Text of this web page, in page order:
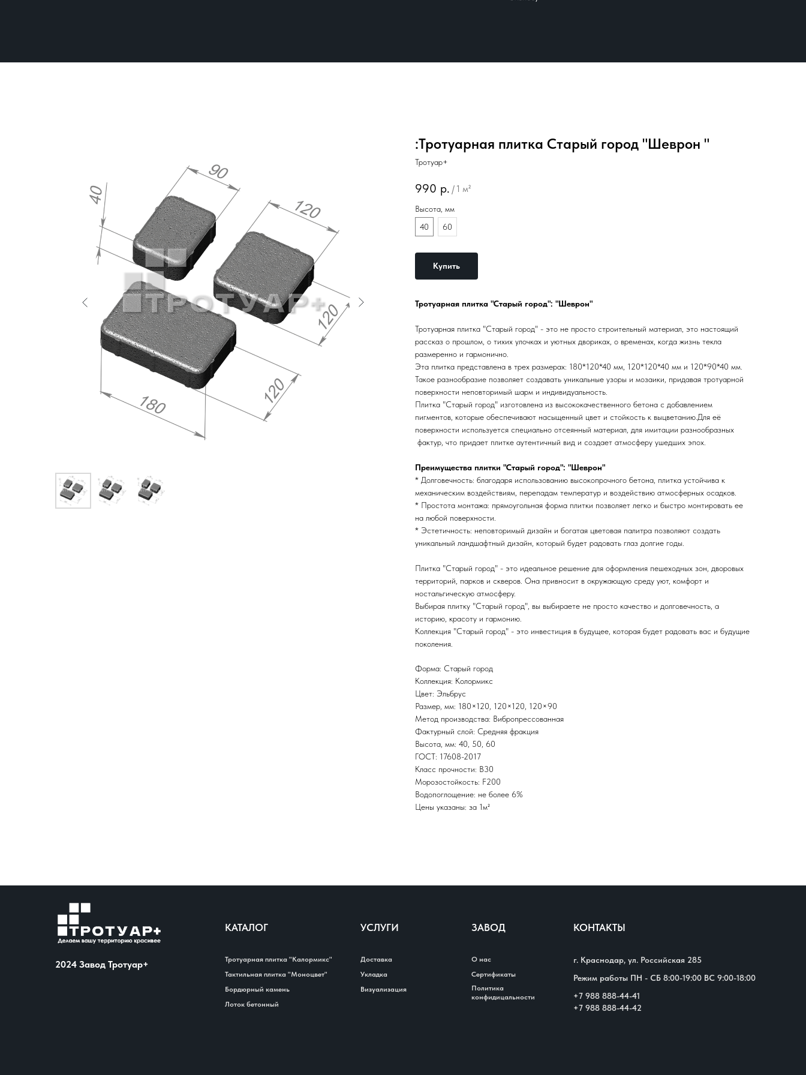
:Тротуарная плитка Старый город "Шеврон "
Тротуар+
990 р. / 1 м²
Высота, мм
40
60
Купить
Тротуарная плитка "Старый город": "Шеврон"
Тротуарная плитка "Старый город" - это не просто строительный материал, это настоящий
рассказ о прошлом, о тихих улочках и уютных двориках, о временах, когда жизнь текла
размеренно и гармонично.
Эта плитка представлена в трех размерах: 180*120*40 мм, 120*120*40 мм и 120*90*40 мм.
Такое разнообразие позволяет создавать уникальные узоры и мозаики, придавая тротуарной
поверхности неповторимый шарм и индивидуальность.
Плитка "Старый город" изготовлена из высококачественного бетона с добавлением
пигментов, которые обеспечивают насыщенный цвет и стойкость к выцветанию.Для её
поверхности используется специально отсеянный материал, для имитации разнообразных
фактур, что придает плитке аутентичный вид и создает атмосферу ушедших эпох.
Преимущества плитки "Старый город": "Шеврон"
* Долговечность: благодаря использованию высокопрочного бетона, плитка устойчива к
механическим воздействиям, перепадам температур и воздействию атмосферных осадков.
* Простота монтажа: прямоугольная форма плитки позволяет легко и быстро монтировать ее
на любой поверхности.
* Эстетичность: неповторимый дизайн и богатая цветовая палитра позволяют создать
уникальный ландшафтный дизайн, который будет радовать глаз долгие годы.
Плитка "Старый город" - это идеальное решение для оформления пешеходных зон, дворовых
территорий, парков и скверов. Она привносит в окружающую среду уют, комфорт и
ностальгическую атмосферу.
Выбирая плитку "Старый город", вы выбираете не просто качество и долговечность, а
историю, красоту и гармонию.
Коллекция "Старый город" - это инвестиция в будущее, которая будет радовать вас и будущие
поколения.
Форма: Старый город
Коллекция: Колормикс
Цвет: Эльбрус
Размер, мм: 180×120, 120×120, 120×90
Метод производства: Вибропрессованная
Фактурный слой: Средняя фракция
Высота, мм: 40, 50, 60
ГОСТ: 17608-2017
Класс прочности: В30
Морозостойкость: F200
Водопоглощение: не более 6%
Цены указаны: за 1м²
УСЛУГИ
Визуализация
Укладка
Доставка
КАТАЛОГ
2024 Завод Тротуар+
Тротуарная плитка "Калормикс"
Тактильная плитка "Моноцвет"
Бордюрный камень
Лоток бетонный
ЗАВОД
О нас
Сертификаты
Политика
конфидицальности
КОНТАКТЫ
г. Краснодар, ул. Российская 285
Режим работы ПН - СБ 8:00-19:00 ВС 9:00-18:00
+7 988 888-44-41
+7 988 888-44-42